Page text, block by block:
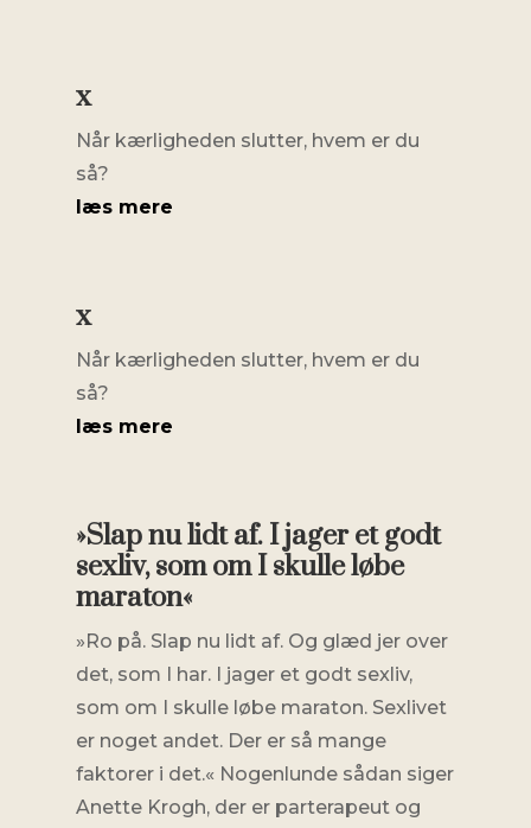
x
Når kærligheden slutter, hvem er du
så?
læs mere
x
Når kærligheden slutter, hvem er du
så?
læs mere
»Slap nu lidt af. I jager et godt
sexliv, som om I skulle løbe
maraton«
»Ro på. Slap nu lidt af. Og glæd jer over
det, som I har. I jager et godt sexliv,
som om I skulle løbe maraton. Sexlivet
er noget andet. Der er så mange
faktorer i det.« Nogenlunde sådan siger
Anette Krogh, der er parterapeut og